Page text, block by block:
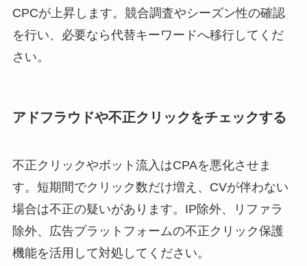
CPCが上昇します。競合調査やシーズン性の確認
を行い、必要なら代替キーワードへ移行してくだ
さい。
アドフラウドや不正クリックをチェックする
不正クリックやボット流入はCPAを悪化させま
す。短期間でクリック数だけ増え、CVが伴わない
場合は不正の疑いがあります。IP除外、リファラ
除外、広告プラットフォームの不正クリック保護
機能を活用して対処してください。